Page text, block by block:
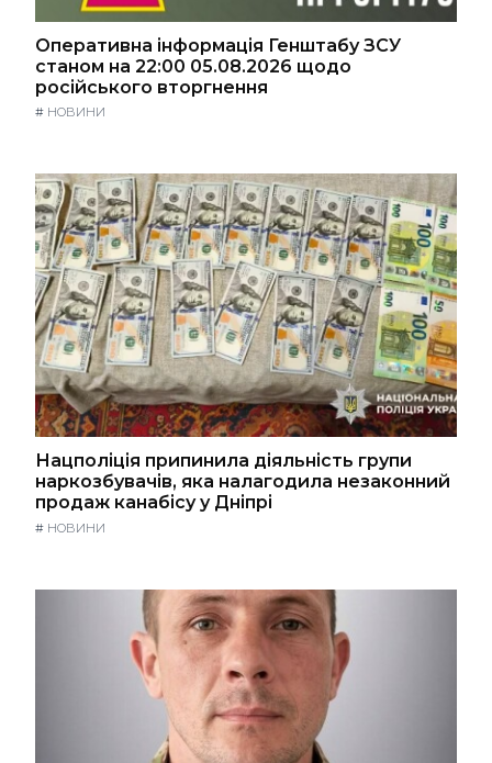
Оперативна інформація Генштабу ЗСУ
станом на 22:00 05.08.2026 щодо
російського вторгнення
# НОВИНИ
Нацполіція припинила діяльність групи
наркозбувачів, яка налагодила незаконний
продаж канабісу у Дніпрі
# НОВИНИ